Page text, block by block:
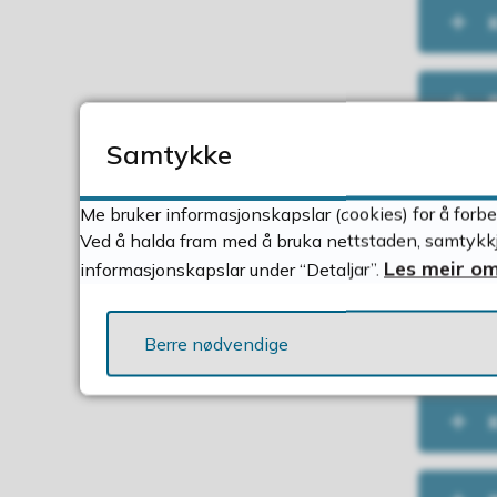
Samtykke
Me bruker informasjonskapslar (cookies) for å
Ved å halda fram med å bruka nettstaden,
informasjonskapslar under “Detaljar”. Les meir
Berre nødvendige